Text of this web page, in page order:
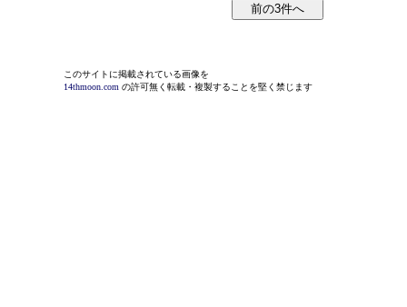
このサイトに掲載されている画像を
14thmoon.com の許可無く転載・複製することを堅く禁じます